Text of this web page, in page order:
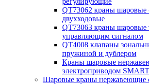
QT73062 краны шаровые
двухходовые
QT73063 краны шаровые
управляющим сигналом
QT4008 клапаны
пружиной и дублером
Краны шаровые
электроприводом
Шаровые краны нержавеющие